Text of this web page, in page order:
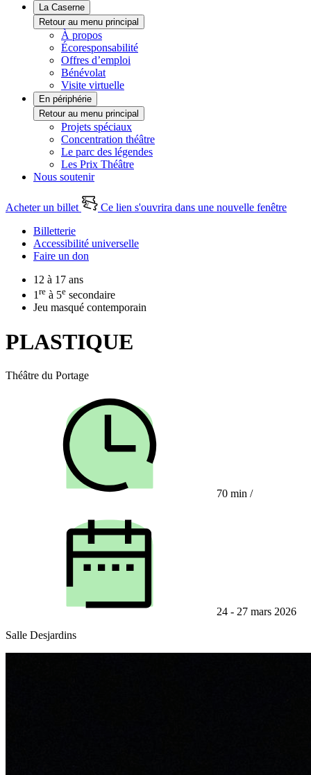
La Caserne
Retour au menu principal
À propos
Écoresponsabilité
Offres d’emploi
Bénévolat
Visite virtuelle
En périphérie
Retour au menu principal
Projets spéciaux
Concentration théâtre
Le parc des légendes
Les Prix Théâtre
Nous soutenir
Acheter un billet
Ce lien s'ouvrira dans une nouvelle fenêtre
Billetterie
Accessibilité universelle
Faire un don
12 à 17 ans
1 re à 5e secondaire
Jeu masqué contemporain
PLASTIQUE
Théâtre du Portage
70 min /
24 - 27 mars 2026
Salle Desjardins